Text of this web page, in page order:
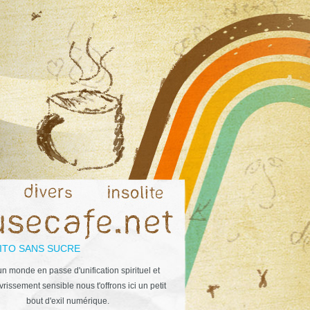
SANS SUCRE
monde en passe d'unification spirituel et
sensible nous t'offrons ici un petit
bout d'exil numérique.